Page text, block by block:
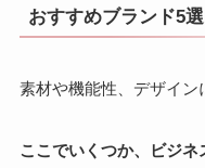
おすすめブランド5
素材や機能性、デザイン
ここでいくつか、ビジ